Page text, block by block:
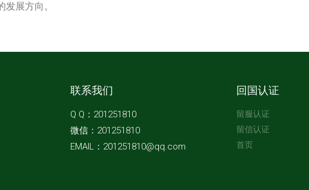
展方向。
联系我们
Q Q：201251810
微信：201251810
EMAIL：201251810@qq.com
回国认证
留服认证
留信认证
首页